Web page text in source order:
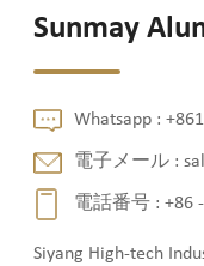
Sunmay
Whatsapp :
電子メール :
電話番号 :+86
Siyang High-tech